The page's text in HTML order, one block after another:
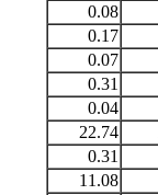
0.08
0.17
0.07
0.31
0.04
22.74
0.31
11.08